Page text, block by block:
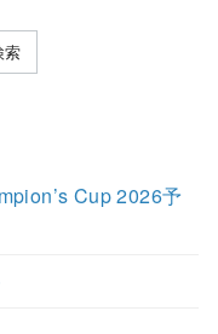
索
Cup 2026予